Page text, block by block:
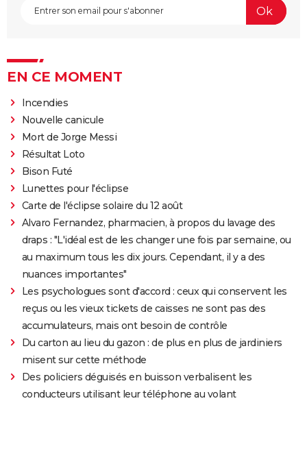
EN CE MOMENT
Incendies
Nouvelle canicule
Mort de Jorge Messi
Résultat Loto
Bison Futé
Lunettes pour l'éclipse
Carte de l'éclipse solaire du 12 août
Alvaro Fernandez, pharmacien, à propos du lavage des
draps : "L'idéal est de les changer une fois par semaine, ou
au maximum tous les dix jours. Cependant, il y a des
nuances importantes"
Les psychologues sont d'accord : ceux qui conservent les
reçus ou les vieux tickets de caisses ne sont pas des
accumulateurs, mais ont besoin de contrôle
Du carton au lieu du gazon : de plus en plus de jardiniers
misent sur cette méthode
Des policiers déguisés en buisson verbalisent les
conducteurs utilisant leur téléphone au volant